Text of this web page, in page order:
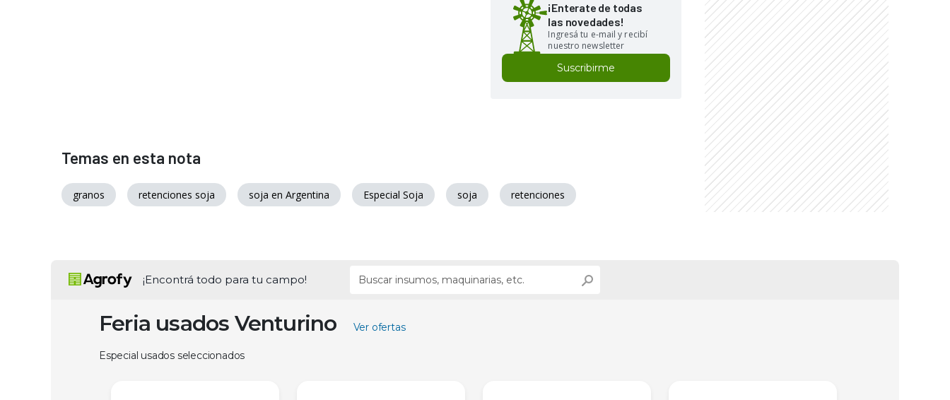
¡Enterate de todas
las novedades!
Ingresá tu e-mail y recibí
nuestro newsletter
Suscribirme
Temas en esta nota
granos retenciones soja soja en Argentina Especial Soja soja retenciones
¡Encontrá todo para tu campo!
Feria usados Venturino Ver ofertas
Especial usados seleccionados